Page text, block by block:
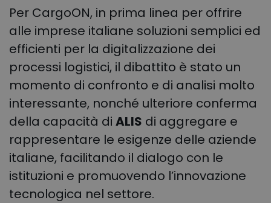
Per CargoON, in prima linea per offrire
alle imprese italiane soluzioni semplici ed
efficienti per la digitalizzazione dei
processi logistici, il dibattito è stato un
momento di confronto e di analisi molto
interessante, nonché ulteriore conferma
della capacità di ALIS di aggregare e
rappresentare le esigenze delle aziende
italiane, facilitando il dialogo con le
istituzioni e promuovendo l’innovazione
tecnologica nel settore.